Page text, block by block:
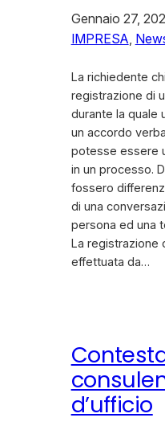
Gennaio 27,
IMPRESA
La richiedente
registrazione di
durante la quale
un accordo
potesse essere
in un processo.
fossero
di una
persona ed una
La registrazione
effettuata da…
d’ufficio